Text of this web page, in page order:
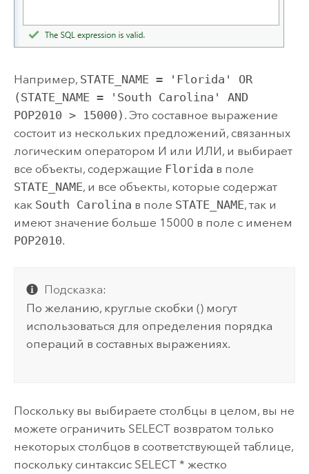
Например, STATE_NAME = 'Florida' OR
(STATE_NAME = 'South Carolina' AND
POP2010 > 15000) . Это составное выражение
состоит из нескольких предложений, связанных
логическим оператором И или ИЛИ, и выбирает
все объекты, содержащие Florida в поле
STATE_NAME, и все объекты, которые содержат
как South Carolina в поле STATE_NAME, так и
имеют значение больше 15000 в поле с именем
POP2010.
Подсказка:
По желанию, круглые скобки () могут
использоваться для определения порядка
операций в составных выражениях.
Поскольку вы выбираете столбцы в целом, вы не
можете ограничить SELECT возвратом только
некоторых столбцов в соответствующей таблице,
поскольку синтаксис SELECT * жестко